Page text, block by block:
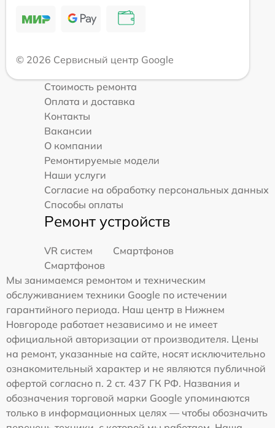
© 2026 Сервисный центр Google
Стоимость ремонта
Оплата и доставка
Контакты
Вакансии
О компании
Ремонтируемые модели
Наши услуги
Согласие на обработку персональных данных
Способы оплаты
Ремонт устройств
VR систем
Смартфонов
Смартфонов
Мы занимаемся ремонтом и техническим
обслуживанием техники Google по истечении
гарантийного периода. Наш центр в Нижнем
Новгороде работает независимо и не имеет
официальной авторизации от производителя. Цены
на ремонт, указанные на сайте, носят исключительно
ознакомительный характер и не являются публичной
офертой согласно п. 2 ст. 437 ГК РФ. Названия и
обозначения торговой марки Google упоминаются
только в информационных целях — чтобы обозначить